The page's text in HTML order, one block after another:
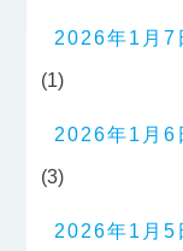
2026年1月7
(1)
2026年1月6
(3)
2026年1月5